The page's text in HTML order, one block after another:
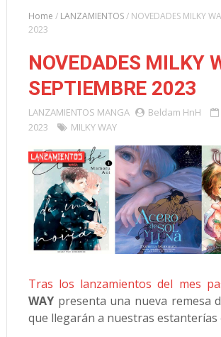
Home / LANZAMIENTOS/ NOVEDADES MILKY
2023
NOVEDADES MILKY
SEPTIEMBRE 2023
LANZAMIENTOS MANGA Beldam HnH
2023
MILKY WAY
Tras los lanzamientos del mes
WAYpresenta una nueva remesa
que llegarán a nuestras estanterías